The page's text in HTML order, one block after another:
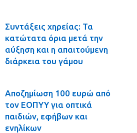
Συντάξεις χηρείας: Τα
κατώτατα όρια μετά την
αύξηση και η απαιτούμενη
διάρκεια του γάμου
Αποζημίωση 100 ευρώ από
τον ΕΟΠΥΥ για οπτικά
παιδιών, εφήβων και
ενηλίκων